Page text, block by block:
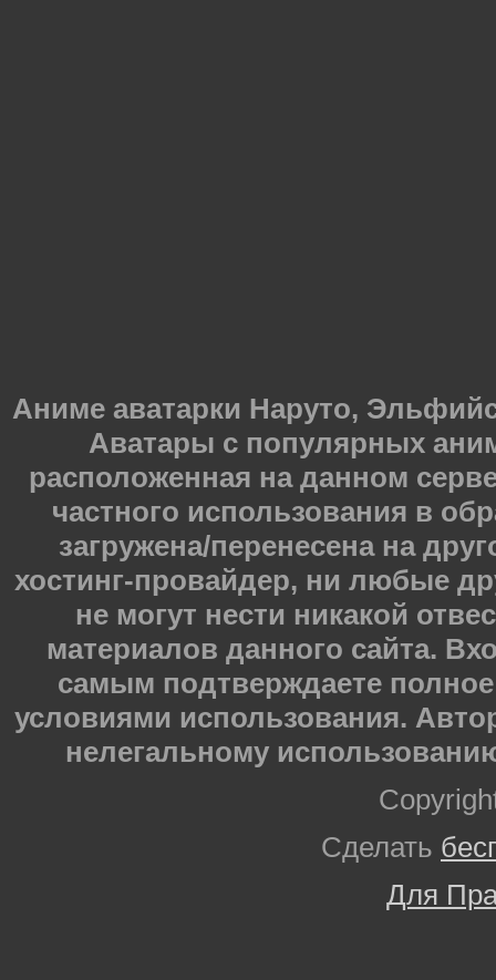
Аниме аватарки Наруто,
Аватары с популярных
расположенная на данном
частного использования в
загружена/перенесена на
хостинг-провайдер, ни любые
не могут нести никакой
материалов данного сайта.
самым подтверждаете
условиями использования.
нелегальному
Сделать
Для